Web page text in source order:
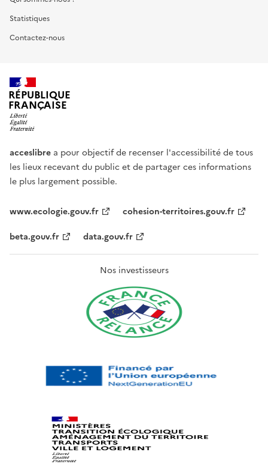
Statistiques
Contactez-nous
RÉPUBLIQUE
FRANÇAISE
acceslibre a pour objectif de recenser l'accessibilité de tous
les lieux recevant du public et de partager ces informations
le plus largement possible.
www.ecologie.gouv.fr
cohesion-territoires.gouv.fr
beta.gouv.fr
data.gouv.fr
Nos investisseurs